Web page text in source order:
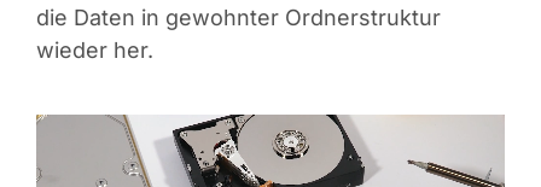
die Daten in gewohnter Ordnerstruktur
wieder her.